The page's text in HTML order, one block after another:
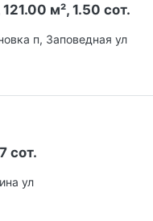
м², 1.50 сот.
п, Заповедная ул
сот.
ул